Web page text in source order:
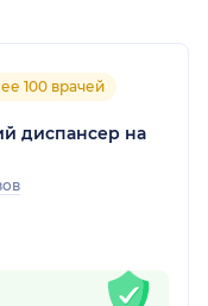
100 врачей
диспансер на